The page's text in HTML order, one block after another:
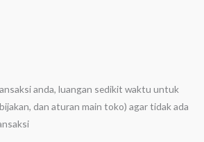
anda, luangan sedikit waktu untuk
dan aturan main toko) agar tidak ada